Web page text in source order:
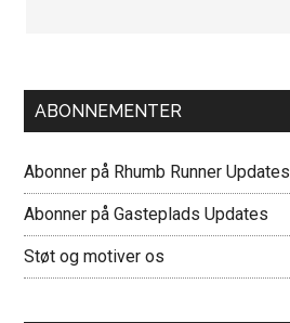
Primær
ABONNEMENTER
Abonner på Rhumb Runner Updates
Abonner på Gasteplads Updates
Støt og motiver os